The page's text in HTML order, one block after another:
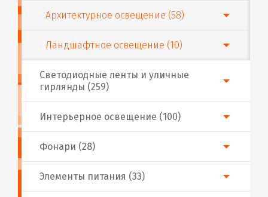
Фонари (28)
Интерьерное освещение (100)
Светодиодные ленты и уличные
гирлянды (259)
Архитектурное освещение (58)
Ландшафтное освещение (10)
Элементы питания (33)